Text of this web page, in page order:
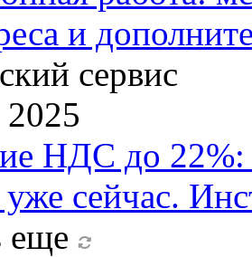
и
сервис
2025
НДС до 22%:
сейчас.
еще